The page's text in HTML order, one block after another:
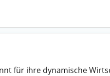
für ihre dynamische